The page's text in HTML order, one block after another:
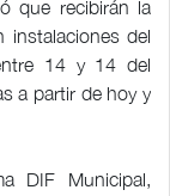
que recibirán la
instalaciones del
14 y 14 del
a partir de hoy y
DIF Municipal,